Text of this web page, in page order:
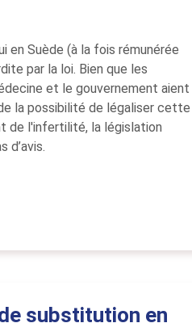
en Suède (à la fois rémunérée
par la loi. Bien que les
et le gouvernement aient
la possibilité de légaliser cette
de l'infertilité, la législation
d’avis.
substitution en